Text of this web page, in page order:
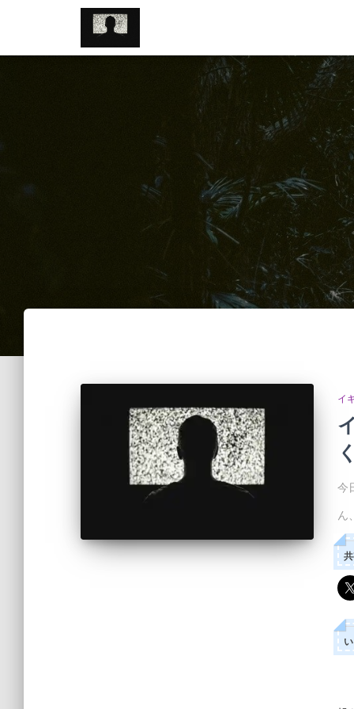
//pagead2.googlesyndication.com/pagead/js/adsbygoogle.js
イ
今
ん